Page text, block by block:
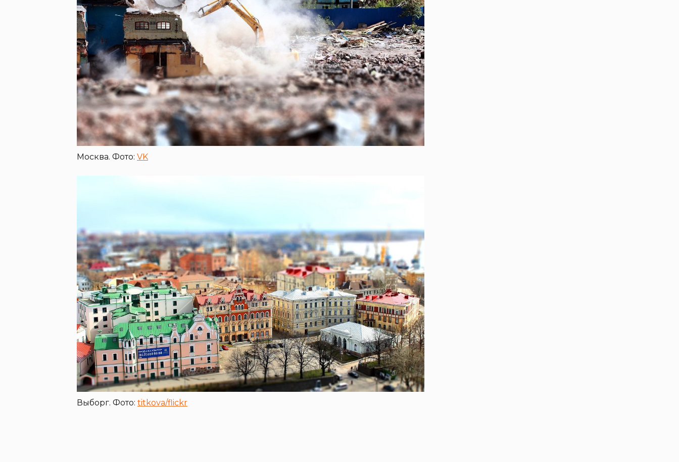
Москва. Фото: VK
Выборг. Фото: titkova/flickr